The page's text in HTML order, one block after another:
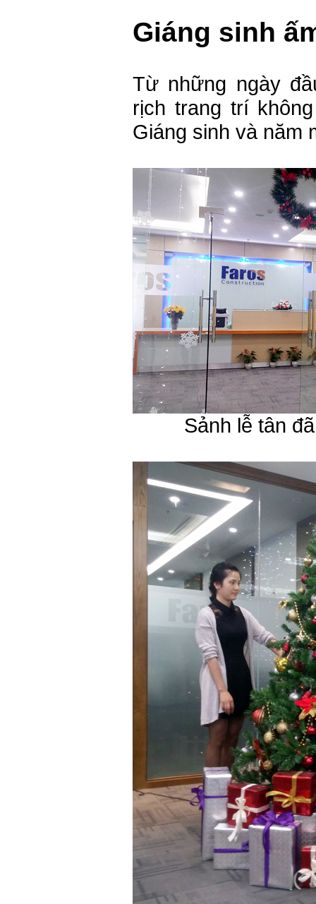
Giáng sinh
Từ những ngày
rịch trang trí
Giáng sinh và năm
Sảnh lễ tân